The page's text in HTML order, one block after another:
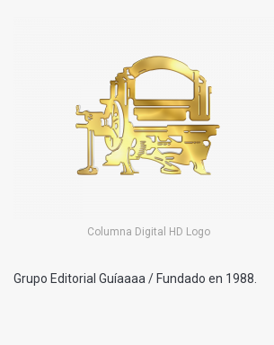
Columna Digital HD Logo
Grupo Editorial Guíaaaa / Fundado en 1988.